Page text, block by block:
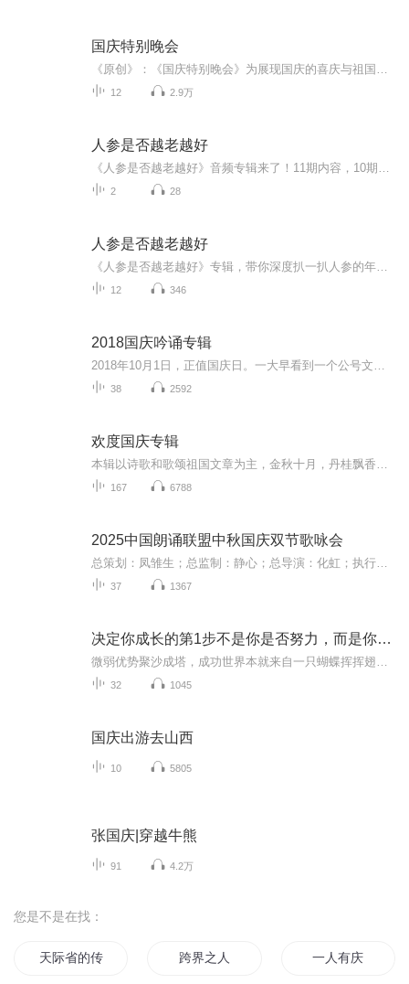
国庆特别晚会
12 2.9万
人参是否越老越好
2 28
人参是否越老越好
12 346
2018国庆吟诵专辑
38 2592
欢度国庆专辑
167 6788
2025中国朗诵联盟中秋国庆双节歌咏会
37 1367
决定你成长的第1步不是你是否努力，而是你是否相信努
32 1045
国庆出游去山西
10 5805
张国庆|穿越牛熊
91 4.2万
您是不是在找：
天际省的传说 跨界之人 一人有庆